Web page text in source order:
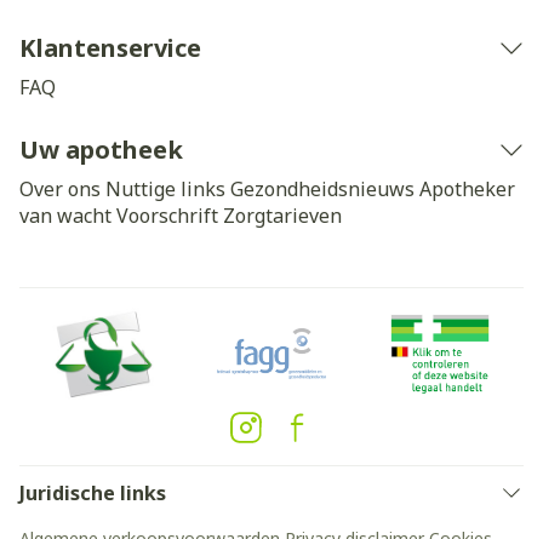
Klantenservice
FAQ
Uw apotheek
Over ons Nuttige links Gezondheidsnieuws Apotheker
van wachtVoorschrift Zorgtarieven
Juridische links